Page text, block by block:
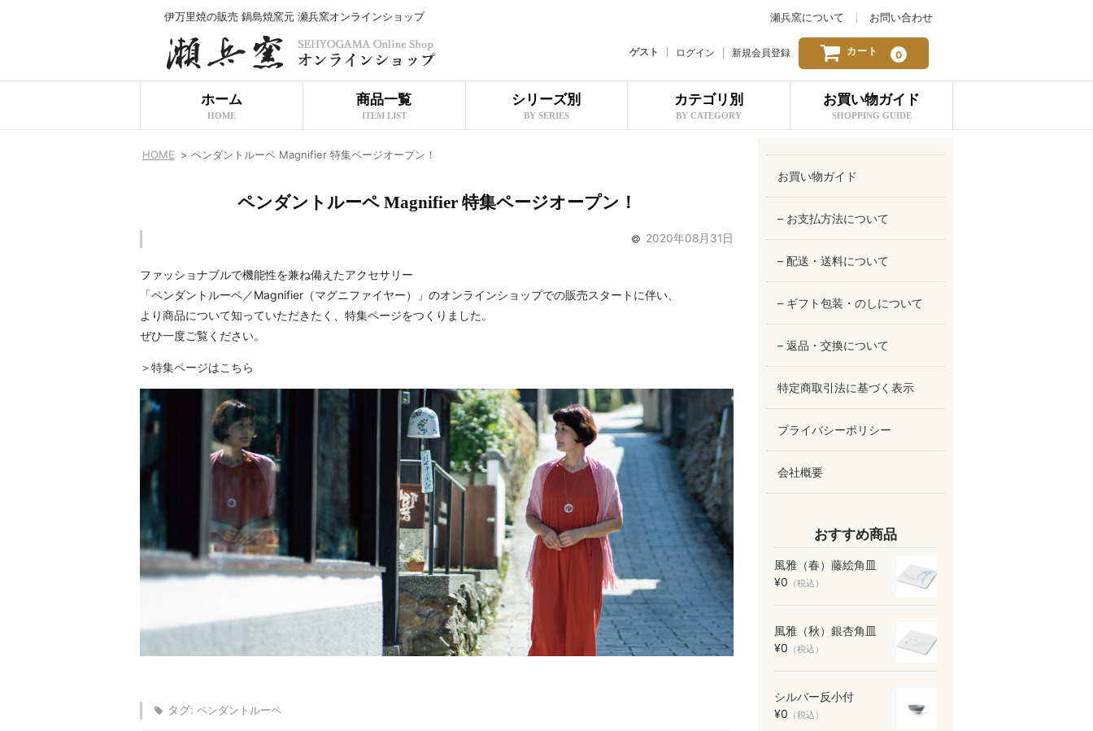
伊万里焼の販売 鍋島焼窯元 瀬兵窯オンラインショップ 瀬兵窯について お問い合わせ
ゲスト ログイン 新規会員登録 カート 0
ホーム
HOME
商品一覧
ITEM LIST
シリーズ別
BY SERIES
カテゴリ別
BY CATEGORY
お買い物ガイド
SHOPPING GUIDE
HOME > ペンダントルーペ Magnifier 特集ページオープン！
ペンダントルーペ Magnifier 特集ページオープン！
2020年08月31日
ファッショナブルで機能性を兼ね備えたアクセサリー
「ペンダントルーペ／Magnifier（マグニファイヤー）」のオンラインショップでの販売スタートに伴い、
より商品について知っていただきたく、特集ページをつくりました。
ぜひ一度ご覧ください。
＞特集ページはこちら
タグ: ペンダントルーペ
お買い物ガイド
– お支払方法について
– 配送・送料について
– ギフト包装・のしについて
– 返品・交換について
特定商取引法に基づく表示
プライバシーポリシー
会社概要
おすすめ商品
風雅（春）藤絵角皿
¥0 （税込）
風雅（秋）銀杏角皿
¥0 （税込）
シルバー反小付
¥0 （税込）